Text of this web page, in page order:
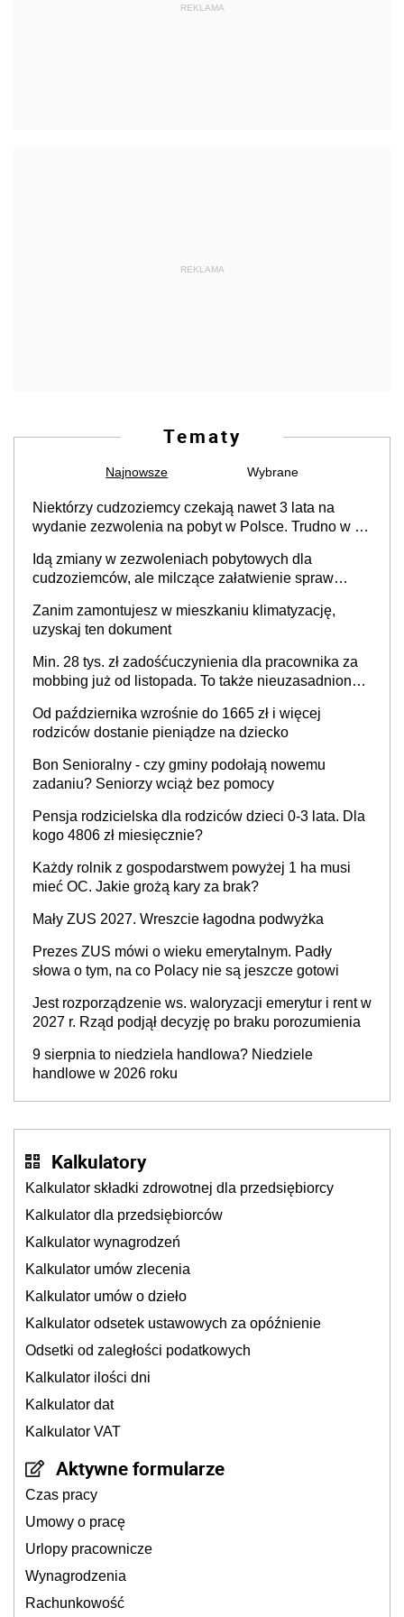
REKLAMA
REKLAMA
Tematy
Najnowsze Wybrane
Niektórzy cudzoziemcy czekają nawet 3 lata na
wydanie zezwolenia na pobyt w Polsce. Trudno w to
to realny problem
Idą zmiany w zezwoleniach pobytowych dla
cudzoziemców, ale milczące załatwienie spraw
Zanim zamontujesz w mieszkaniu klimatyzację,
uzyskaj ten dokument
Min. 28 tys. zł zadośćuczynienia dla pracownika za
mobbing już od listopada. To także nieuzasadniona
Od października wzrośnie do 1665 zł i więcej
rodziców dostanie pieniądze na dziecko
Bon Senioralny - czy gminy podołają nowemu
zadaniu? Seniorzy wciąż bez pomocy
Pensja rodzicielska dla rodziców dzieci 0-3 lata. Dla
kogo 4806 zł miesięcznie?
Każdy rolnik z gospodarstwem powyżej 1 ha musi
mieć OC. Jakie grożą kary za brak?
Mały ZUS 2027. Wreszcie łagodna podwyżka
Prezes ZUS mówi o wieku emerytalnym. Padły
słowa o tym, na co Polacy nie są jeszcze gotowi
Jest rozporządzenie ws. waloryzacji emerytur i rent w
2027 r. Rząd podjął decyzję po braku porozumienia
9 sierpnia to niedziela handlowa? Niedziele
handlowe w 2026 roku
Kalkulatory
Kalkulator składki zdrowotnej dla przedsiębiorcy
Kalkulator dla przedsiębiorców
Kalkulator wynagrodzeń
Kalkulator umów zlecenia
Kalkulator umów o dzieło
Kalkulator odsetek ustawowych za opóźnienie
Odsetki od zaległości podatkowych
Kalkulator ilości dni
Kalkulator dat
Kalkulator VAT
Aktywne formularze
Czas pracy
Umowy o pracę
Urlopy pracownicze
Wynagrodzenia
Rachunkowość